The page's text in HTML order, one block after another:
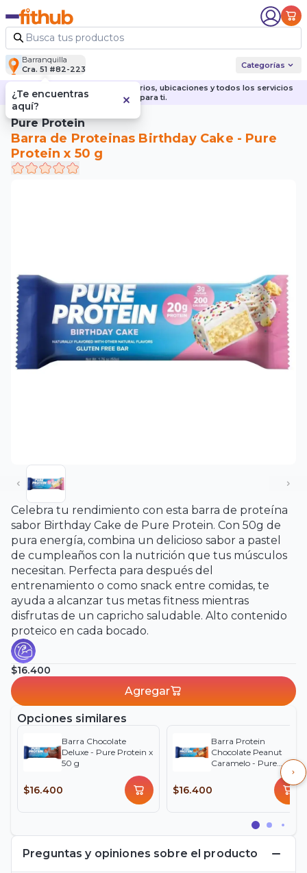
Barranquilla
Cra. 51 #82-223
Categorías
Descubre nuestras sedes, horarios, ubicaciones y todos los servicios
para ti.
Pure Protein
Barra de Proteinas Birthday Cake - Pure
Protein x 50 g
Celebra tu rendimiento con esta barra de proteína
sabor Birthday Cake de Pure Protein. Con 50g de
pura energía, combina un delicioso sabor a pastel
de cumpleaños con la nutrición que tus músculos
necesitan. Perfecta para después del
entrenamiento o como snack entre comidas, te
ayuda a alcanzar tus metas fitness mientras
disfrutas de un capricho saludable. Alto contenido
proteico en cada bocado.
$16.400
Agregar
Opciones similares
Barra Chocolate
Deluxe - Pure Protein x
50 g
$16.400
Barra Protein
Chocolate Peanut
Caramelo - Pure
$16.400
Preguntas y opiniones sobre el producto
¿Te encuentras
aquí?